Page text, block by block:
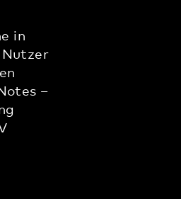
in
Nutzer
–